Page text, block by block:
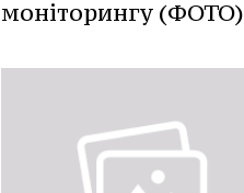
моніторингу (ФОТО)